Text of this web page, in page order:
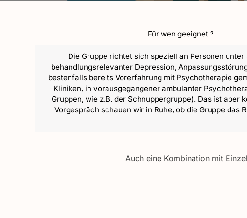
Für wen geeignet ?
Die Gruppe richtet sich speziell an Personen unter
behandlungsrelevanter Depression,
bestenfalls bereits Vorerfahrung mit Psychotherapie
Kliniken, in vorausgegangener ambulanter
Gruppen, wie z.B. der Schnuppergruppe). Das ist aber
Vorgespräch schauen wir in Ruhe, ob die Gruppe das
Auch eine Kombination mit